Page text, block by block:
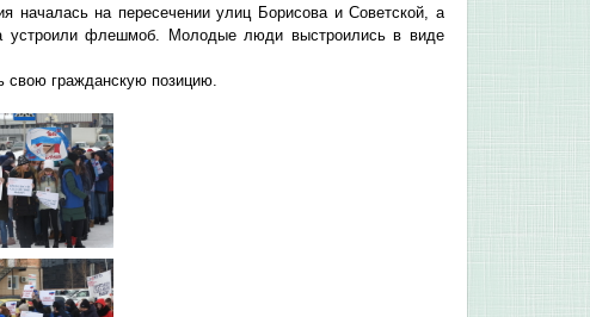
началась на пересечении улиц Борисова и Советской, а
устроили флешмоб. Молодые люди выстроились в виде
свою гражданскую позицию.